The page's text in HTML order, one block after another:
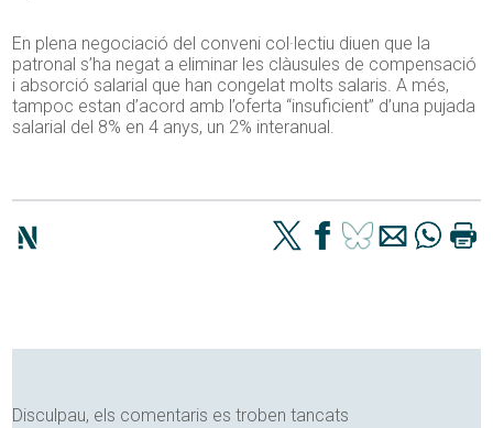
En plena negociació del conveni col·lectiu diuen que la
patronal s’ha negat a eliminar les clàusules de compensació
i absorció salarial que han congelat molts salaris. A més,
tampoc estan d’acord amb l’oferta “insuficient” d’una pujada
salarial del 8% en 4 anys, un 2% interanual.
Disculpau, els comentaris es troben tancats